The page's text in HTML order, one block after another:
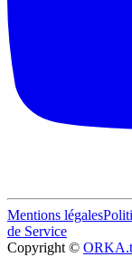
Mentions légales
de Service
Copyright ©